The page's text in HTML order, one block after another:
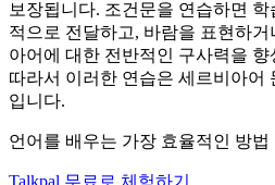
보장됩니다. 조건문을 연습하면
적으로 전달하고, 바람을 표현하거
아어에 대한 전반적인 구사력을
따라서 이러한 연습은 세르비아어
입니다.
언어를 배우는 가장 효율적인 방법
Talkpal 무료로 체험하기